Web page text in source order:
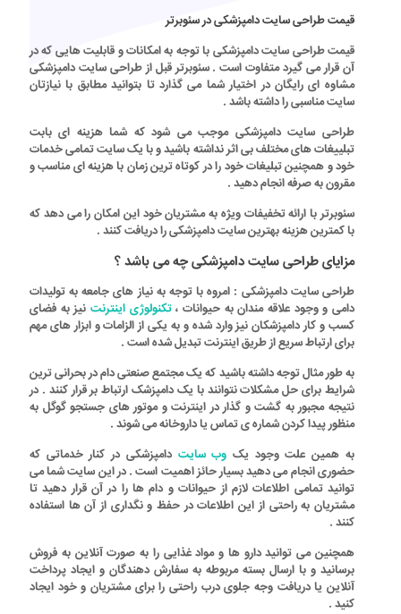
قیمت طراحی سایت دامپزشکی در سئوبرتر
قیمت طراحی سایت دامپزشکی با توجه به امکانات و قابلیت هایی که در
آن قرار می گیرد متفاوت است .سئوبرتر قبل ازطراحی سایت دامپزشکی
مشاوه ای رایگان در اختیار شما می گذارد تا بتوانید مطابق با نیازتان
سایت مناسبی را داشته باشد .
طراحی سایت دامپزشکی موجب می شود که شما هزینه ای بابت
تبلییغات های مختلف بی اثر نداشته باشید و با یک سایت تمامی خدمات
خود و همچنین تبلیغات خود را در کوتاه ترین زمان با هزینه ای مناسب و
مقرون به صرفه انجام دهید .
سئوبرتر با ارائه تخفیفات ویژه به مشتریان خود این امکان را می دهد که
با کمترین هزینه بهترینسایت دامپزشکیرا دریافت کنند .
مزایای طراحی سایت دامپزشکی چه می باشد ؟
طراحی سایت دامپزشکی : امروه با توجه به نیاز های جامعه به تولیدات
دامی و وجود علاقه مندان به حیوانات ،تکنولوژی اینترنت نیز به فضای
کسب و کار دامپزشکان نیز وارد شده و به یکی از الزامات و ابزار های مهم
برای ارتباط سریع از طریق اینترنت تبدیل شده است .
به طور مثال توجه داشته باشید که یک مجتمع صنعتی دام در بحرانی ترین
شرایط برای حل مشکلات نتوانند با یک دامپزشک ارتباط بر قرار کنند . در
نتیجه مجبور به گشت و گذار در اینترنت و موتور های جستجو گوگل به
منظور پیدا کردن شماره ی تماس یا داروخانه می شوند .
به همین علت وجود یک وب سایت دامپزشکی در کنار خدماتی که
حضوری انجام می دهید بسیار حائز اهمیت است . در این سایت شما می
توانید تمامی اطلاعات لازم از حیوانات و دام ها را در آن قرار دهید تا
مشتریان به راحتی از این اطلاعات در حفظ و نگداری از آن ها استفاده
کنند .
همچنین می توانید دارو ها و مواد غذایی را به صورت آنلاین به فروش
برسانید و با ارسال بسته مربوطه به سفارش دهندگان و ایجاد پرداخت
آنلاین یا دریافت وجه جلوی درب راحتی را برای مشتریان و خود ایجاد
کنید .